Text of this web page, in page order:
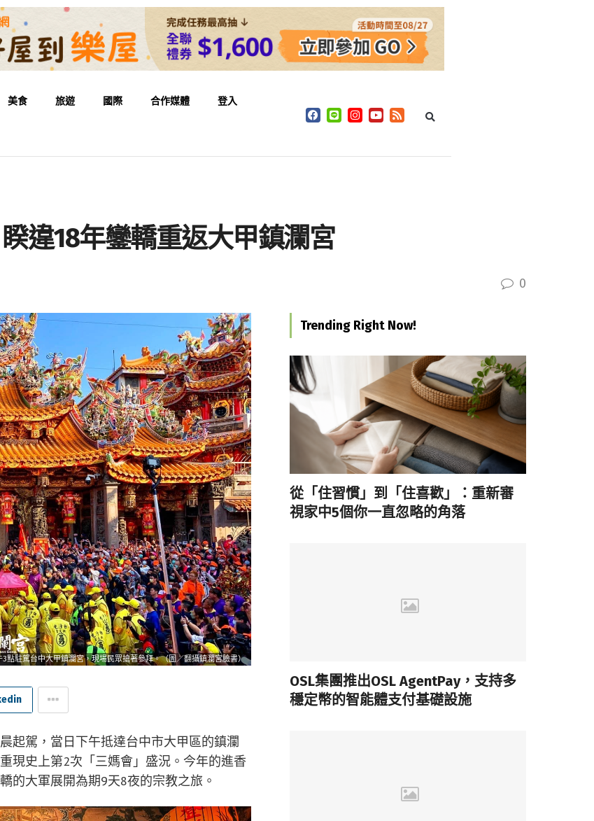
美食 旅遊 國際 合作媒體 登入
違18年鑾轎重返大甲鎮瀾宮
0
點駐駕台中大甲鎮瀾宮，現場民眾搶著參拜。（圖／翻攝鎮瀾宮臉書）
起駕，當日下午抵達台中市大甲區的鎮瀾
現史上第2次「三媽會」盛況。今年的進香
的大軍展開為期9天8夜的宗教之旅。
Trending Right Now!
從「住習慣」到「住喜歡」：重新審
視家中5個你一直忽略的角落
OSL集團推出OSL AgentPay，支持多
穩定幣的智能體支付基礎設施